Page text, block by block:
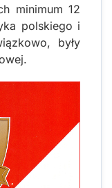
minimum 12
polskiego i
były